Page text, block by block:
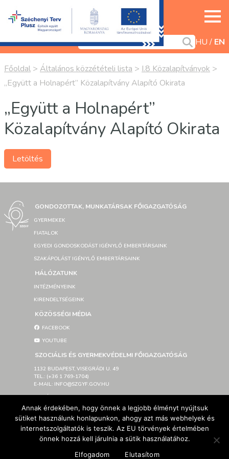
HU EN
Főoldal > Általános közzétételi lista > I.8 Közalapítványok >
„Együtt a Holnapért” Közalapítvány Alapító Okirata
„Együtt a Holnapért”
Közalapítvány Alapító Okirata
Letöltés
GONDOZOTTAK, MUNKATÁRSAK FŐIGAZGATÓSÁG
GYERMEKEK
FIATALOK
EGYEDI GONDOSKODÁST IGÉNYLŐ EMBERTÁRSAINK
SZAKÁPOLÁST IGÉNYLŐ EMBERTÁRSAINK
HÁLÓZATUNK
INTÉZMÉNYEINK
KIRENDELTSÉGEINK
KÖZÖSSÉGI MÉDIA
FACEBOOK
YOUTUBE
SZOCIÁLIS ÉS GYERMEKVÉDELMI FŐIGAZGATÓSÁG
1132 BUDAPEST, VISEGRÁDI U. 49
TEL.: (+36 1 769-1704)
E-MAIL: INFO@SZGYF.GOV.HU
SAJTÓSZOBA
LETÖLTHETŐ LOGÓK
IMPRESSZUM
AKADÁLYMENTESÍTÉSI NYILATKOZAT
Annak érdekében, hogy önnek a legjobb élményt nyújtsuk
sütiket használunk honlapunkon, ahogy azt más webhelyek és
internetszolgáltatók is teszik. Az EU törvények értelmében
önnek hozzá kell járulnia a sütik használatához.
Elfogadom
Elutasítom